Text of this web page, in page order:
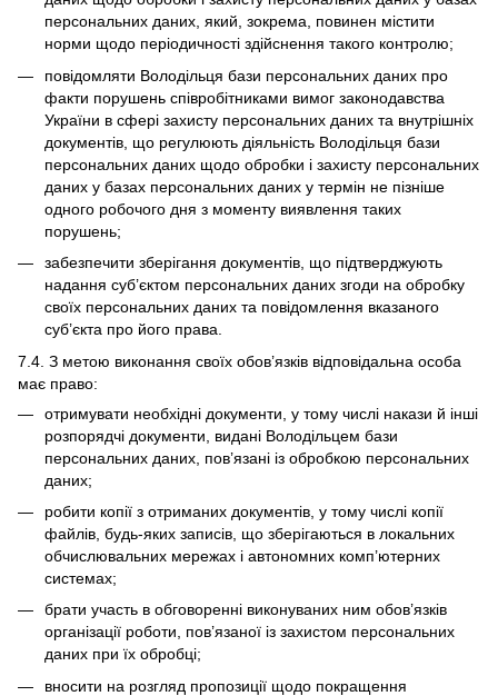
персональних даних, який, зокрема, повинен містити
норми щодо періодичності здійснення такого контролю;
повідомляти Володільця бази персональних даних про
факти порушень співробітниками вимог законодавства
України в сфері захисту персональних даних та внутрішніх
документів, що регулюють діяльність Володільця бази
персональних даних щодо обробки і захисту персональних
даних у базах персональних даних у термін не пізніше
одного робочого дня з моменту виявлення таких
порушень;
забезпечити зберігання документів, що підтверджують
надання суб’єктом персональних даних згоди на обробку
своїх персональних даних та повідомлення вказаного
суб’єкта про його права.
7.4. З метою виконання своїх обов’язків відповідальна особа
має право:
отримувати необхідні документи, у тому числі накази й інші
розпорядчі документи, видані Володільцем бази
персональних даних, пов’язані із обробкою персональних
даних;
робити копії з отриманих документів, у тому числі копії
файлів, будь-яких записів, що зберігаються в локальних
обчислювальних мережах і автономних комп’ютерних
системах;
брати участь в обговоренні виконуваних ним обов’язків
організації роботи, пов’язаної із захистом персональних
даних при їх обробці;
вносити на розгляд пропозиції щодо покращення